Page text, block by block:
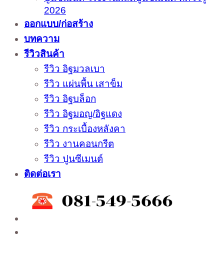
2026
ออกแบบ/ก่อสร้าง
บทความ
รีวิวสินค้า
รีวิว อิฐมวลเบา
รีวิว แผ่นพื้น เสาข็ม
รีวิว อิฐบล็อก
รีวิว อิฐมอญ/อิฐแดง
รีวิว กระเบื้องหลังคา
รีวิว งานคอนกรีต
รีวิว ปูนซีเมนต์
ติดต่อเรา